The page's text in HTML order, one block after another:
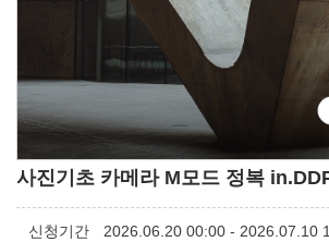
사진기초 카메라 M모드 정복
신청기간 2026.06.20 00:00 - 2026.07.10